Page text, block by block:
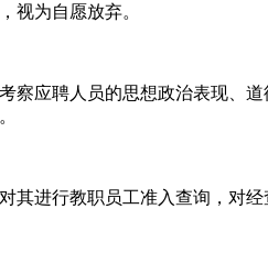
视为自愿放弃。
察应聘人员的思想政治表现、
其进行教职员工准入查询，对